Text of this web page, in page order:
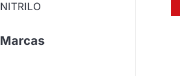
NITRILO
Marcas